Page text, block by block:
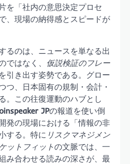
を「社内の意思決定プロセ
、現場の納得感とスピードが
るのは、ニュースを単なる出
ではなく、 仮説検証のフレー
引き出す姿勢である。グロー
つ、日本固有の規制・会計・
。この往復運動のハブとし
JPの報道を使い倒
発の現場における「情報の非
する。特に リスクマネジメン
ットフィットの文脈では、一
み合わせる読みの深さが、最